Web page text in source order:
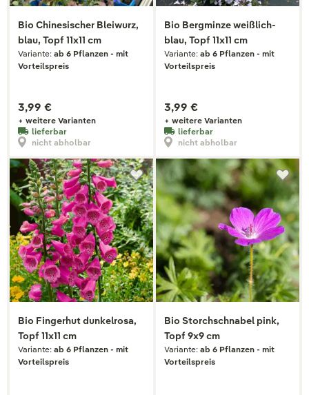
Bio Chinesischer Bleiwurz,
blau, Topf 11x11 cm
Variante: ab 6 Pflanzen - mit
Vorteilspreis
3,99 €
+ weitere Varianten
lieferbar
nicht abholbar
Bio Bergminze weißlich-
blau, Topf 11x11 cm
Variante: ab 6 Pflanzen - mit
Vorteilspreis
3,99 €
+ weitere Varianten
lieferbar
nicht abholbar
Bio Fingerhut dunkelrosa,
Topf 11x11 cm
Variante: ab 6 Pflanzen - mit
Vorteilspreis
Bio Storchschnabel pink,
Topf 9x9 cm
Variante: ab 6 Pflanzen - mit
Vorteilspreis